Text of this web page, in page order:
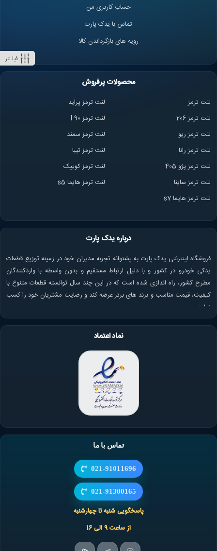
فیلـتر
حساب کاربری من
تماس با یدک پارت
رویه های بازگرداندن کالا
محصولات پرفروش
لنت ترمز
لنت ترمز پراید
لنت ترمز 206
لنت ترمز l 90
لنت ترمز ریو
لنت ترمز سمند
لنت ترمز رانا
لنت ترمز تیبا
لنت ترمز پژو 405
لنت ترمز کوییک
لنت ترمز ساینا
لنت ترمز هایما s5
لنت ترمز هایما s7
درباره یدک پارت
فروشگاه اینترنتی یدک پارت به پشتوانه تجربه مدیران خود در زمینه توزیع قطعات
یدکی خودرو در کشور و با دلیل ارتباط مستقیم و بدون واسطه با واردکنندگان
مطرح کشور، راه اندازی شده است که در این چند سال توانسته قطعات متنوع با
کیفیت، قیمت مناسب و برند های برتر عرضه کند و رضایت مشتریان خود را کسب
نماید.
نماد اعتماد
تماس با ما
021-91011696
021-91300165
پاسخگویی شنبه تا چهارشنبه
از ساعت 9 الی 16